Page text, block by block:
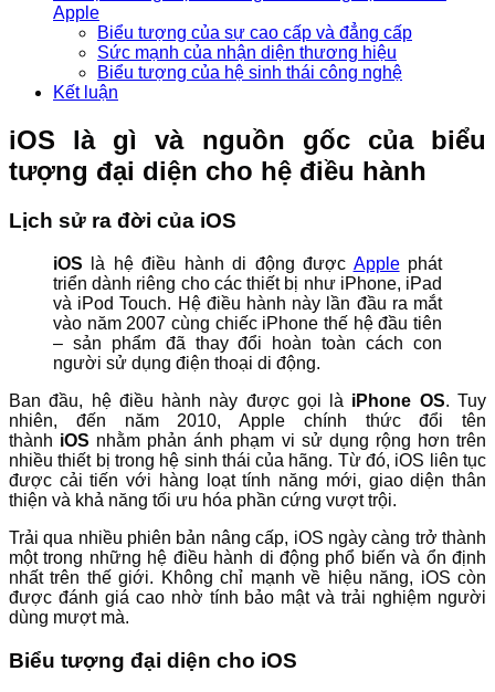
Apple
Biểu tượng của sự cao cấp và đẳng cấp
Sức mạnh của nhận diện thương hiệu
Biểu tượng của hệ sinh thái công nghệ
Kết luận
iOS là gì và nguồn gốc của biểu
tượng đại diện cho hệ điều hành
Lịch sử ra đời của iOS
iOS là hệ điều hành di động được Applephát
triển dành riêng cho các thiết bị như iPhone, iPad
và iPod Touch. Hệ điều hành này lần đầu ra mắt
vào năm 2007 cùng chiếc iPhone thế hệ đầu tiên
– sản phẩm đã thay đổi hoàn toàn cách con
người sử dụng điện thoại di động.
Ban đầu, hệ điều hành này được gọi là iPhone OS. Tuy
nhiên, đến năm 2010, Apple chính thức đổi tên
thành iOS nhằm phản ánh phạm vi sử dụng rộng hơn trên
nhiều thiết bị trong hệ sinh thái của hãng. Từ đó, iOS liên tục
được cải tiến với hàng loạt tính năng mới, giao diện thân
thiện và khả năng tối ưu hóa phần cứng vượt trội.
Trải qua nhiều phiên bản nâng cấp, iOS ngày càng trở thành
một trong những hệ điều hành di động phổ biến và ổn định
nhất trên thế giới. Không chỉ mạnh về hiệu năng, iOS còn
được đánh giá cao nhờ tính bảo mật và trải nghiệm người
dùng mượt mà.
Biểu tượng đại diện cho iOS